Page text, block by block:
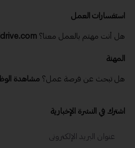
استفسارات العمل
هل أنت مهتم بالعمل معنا؟
المهنة
هل تبحث عن فرصة عمل؟ مشاهدة
اشترك في النشرة الإخبارية